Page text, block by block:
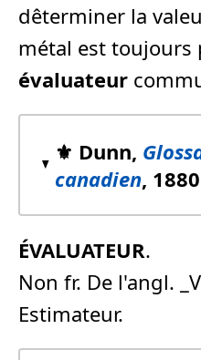
dêterminer la
métal est toujours
évaluateur
⚜️ Dunn,
canadien, 1880
ÉVALUATEUR.
Non fr. De l'angl.
Estimateur.